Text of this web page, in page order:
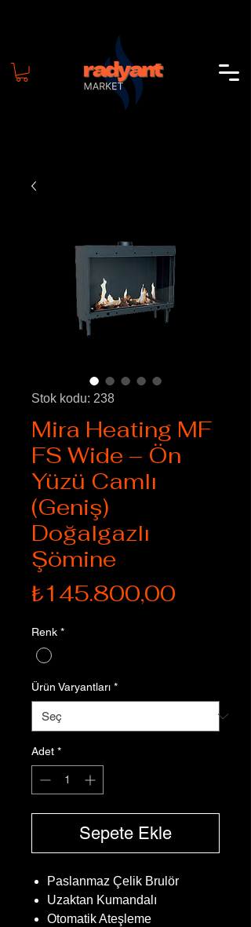
Stok kodu: 238
Mira Heating MF
FS Wide – Ön
Yüzü Camlı
(Geniş)
Doğalgazlı
Şömine
₺145.800,00
Renk *
Ürün Varyantları *
Adet *
Sepete Ekle
Paslanmaz Çelik Brulör
Uzaktan Kumandalı
Otomatik Ateşleme